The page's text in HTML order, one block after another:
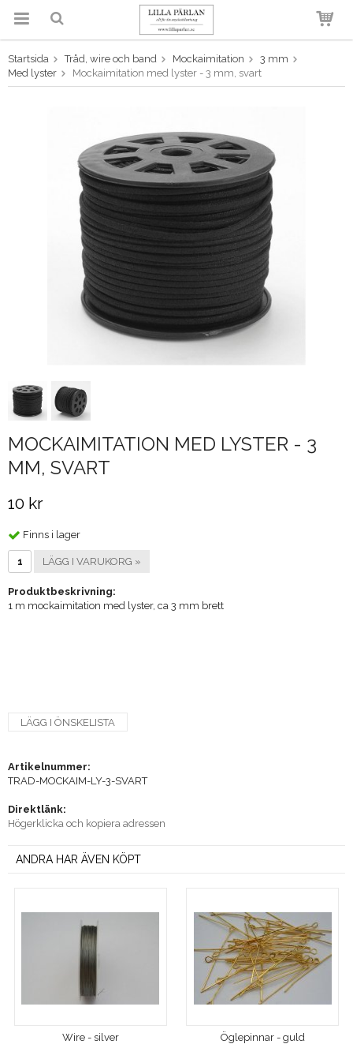
Produkten har blivit tillagd i
varukorgen
Startsida Tråd, wire och band Mockaimitation
3 mm
Med lyster
Mockaimitation med lyster - 3 mm, svart
MOCKAIMITATION MED LYSTER - 3
MM, SVART
10 kr
Finns i lager
LÄGG I VARUKORG »
Produktbeskrivning:
1 m mockaimitation med lyster, ca 3 mm brett
LÄGG I ÖNSKELISTA
Artikelnummer:
TRAD-MOCKAIM-LY-3-SVART
Direktlänk:
Högerklicka och kopiera adressen
ANDRA HAR ÄVEN KÖPT
Wire - silver Öglepinnar - guld